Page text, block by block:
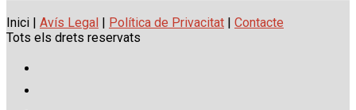
Inici | Avís Legal Política de Privacitat
Contacte
Tots els drets reservats